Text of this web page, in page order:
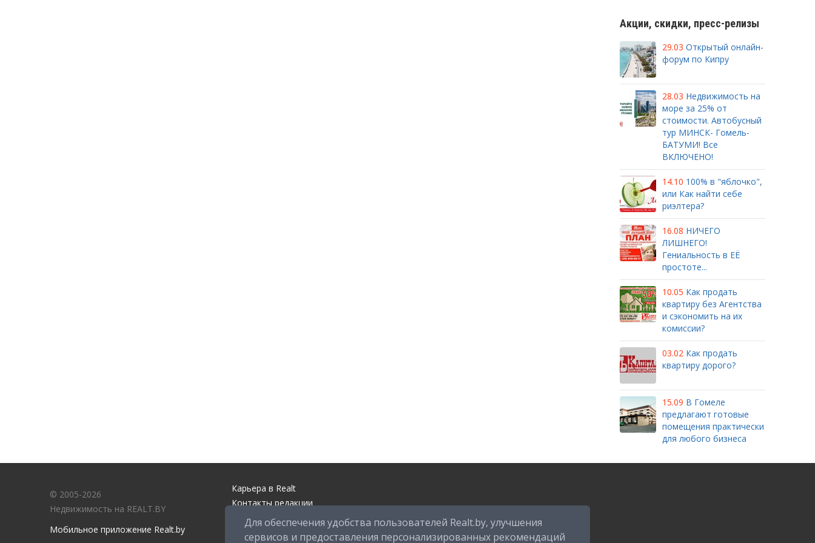
Для обеспечения удобства пользователей Realt.by, улучшения
сервисов и предоставления персонализированных рекомендаций
Акции, скидки, пресс-релизы
29.03 Открытый онлайн-
форум по Кипру
28.03 Недвижимость на
море за 25% от
стоимости. Автобусный
тур МИНСК- Гомель-
БАТУМИ! Все
ВКЛЮЧЕНО!
14.10 100% в "яблочко",
или Как найти себе
риэлтера?
16.08 НИЧЕГО
ЛИШНЕГО!
Гениальность в ЕЁ
простоте...
10.05 Как продать
квартиру без Агентства
и сэкономить на их
комиссии?
03.02 Как продать
квартиру дорого?
15.09 В Гомеле
предлагают готовые
помещения практически
для любого бизнеса
© 2005-2026
Недвижимость на REALT.BY
Мобильное приложение Realt.by
Карьера в Realt
Контакты редакции
Справочный центр
Служба поддержки